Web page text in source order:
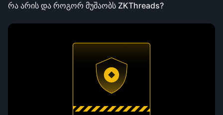
რა არის და როგორ მუშაობს ZKThreads?